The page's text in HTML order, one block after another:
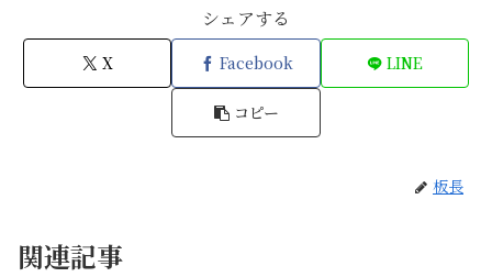
シェアする
X Facebook LINE
コピー
板長
関連記事